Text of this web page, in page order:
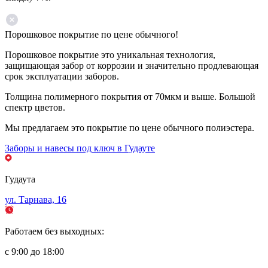
Порошковое покрытие по цене обычного!
Порошковое покрытие это уникальная технология,
защищающая забор от коррозии и значительно продлевающая
срок эксплуатации заборов.
Толщина полимерного покрытия от 70мкм и выше. Большой
спектр цветов.
Мы предлагаем это покрытие по цене обычного полиэстера.
Заборы и навесы под ключ в Гудауте
Гудаута
ул. Тарнава, 16
Работаем без выходных:
с 9:00 до 18:00